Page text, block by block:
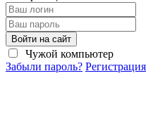
Войти на сайт
Чужой компьютер
Забыли пароль? Регистрация